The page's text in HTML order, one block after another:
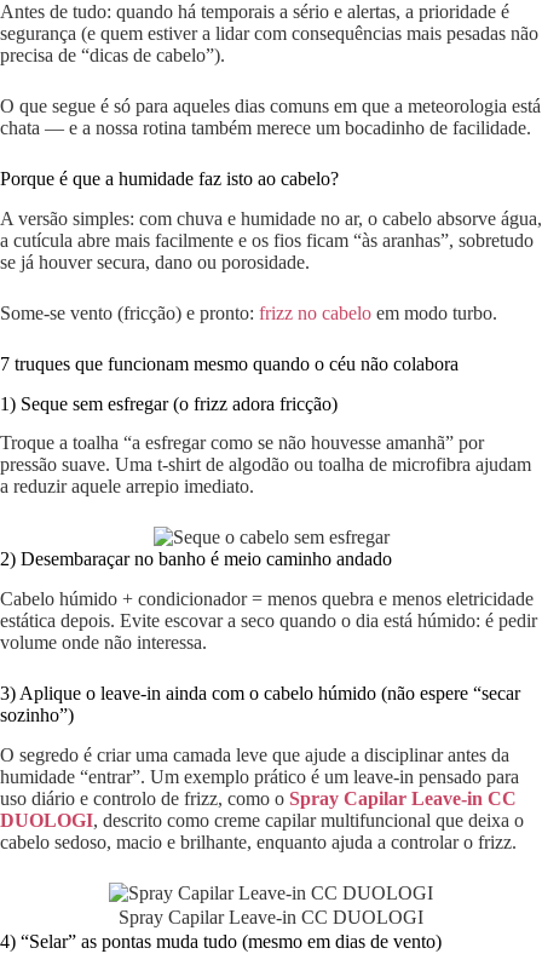
Antes de tudo: quando há temporais a sério e alertas, a prioridade é
segurança (e quem estiver a lidar com consequências mais pesadas não
precisa de “dicas de cabelo”).
O que segue é só para aqueles dias comuns em que a meteorologia está
chata — e a nossa rotina também merece um bocadinho de facilidade.
Porque é que a humidade faz isto ao cabelo?
A versão simples: com chuva e humidade no ar, o cabelo absorve água,
a cutícula abre mais facilmente e os fios ficam “às aranhas”, sobretudo
se já houver secura, dano ou porosidade.
Some-se vento (fricção) e pronto: frizz no cabelo em modo turbo.
7 truques que funcionam mesmo quando o céu não colabora
1) Seque sem esfregar (o frizz adora fricção)
Troque a toalha “a esfregar como se não houvesse amanhã” por
pressão suave. Uma t-shirt de algodão ou toalha de microfibra ajudam
a reduzir aquele arrepio imediato.
2) Desembaraçar no banho é meio caminho andado
Cabelo húmido + condicionador = menos quebra e menos eletricidade
estática depois. Evite escovar a seco quando o dia está húmido: é pedir
volume onde não interessa.
3) Aplique o leave-in ainda com o cabelo húmido (não espere “secar
sozinho”)
O segredo é criar uma camada leve que ajude a disciplinar antes da
humidade “entrar”. Um exemplo prático é um leave-in pensado para
uso diário e controlo de frizz, como o Spray Capilar Leave-in CC
DUOLOGI, descrito como creme capilar multifuncional que deixa o
cabelo sedoso, macio e brilhante, enquanto ajuda a controlar o frizz.
Spray Capilar Leave-in CC DUOLOGI
4) “Selar” as pontas muda tudo (mesmo em dias de vento)